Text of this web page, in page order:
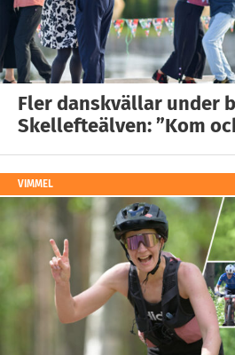
Fler danskvällar under
Skellefteälven: ”Kom
VIMMEL